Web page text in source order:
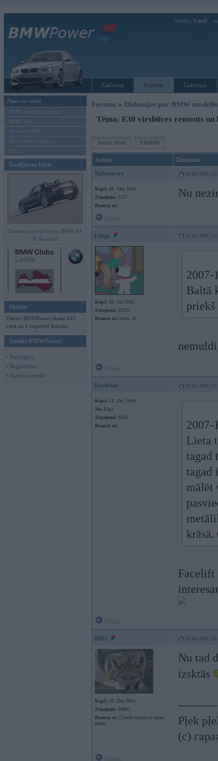
Sveiks, Viesi!
Galvenā Forums Galerijas
Ziņas un raksti
BMW modeļu jaunumi
BMW testi
Mēneša BMW
Sērijveida tūnings
Vel...
Gadījuma bilde
Hamann pārveidojumi BMW Z4
M Roadster
Online
Pašreiz BMWPower skatās 165
viesi un 1 reģistrēti lietotāji.
Ienākt BMWPower
• Pieslēgties
• Reģistrēties
• Aizmirsi paroli?
Forums » Diskusijas par BMW
Tēma: E30 virsbūves remonts un
Jauna tēma Atbildēt
Autors Ziņojums
Tahometrs 23. Oct 2007,
Kopš: 03. Mar 2004
Ziņojumi: 1127
Braucu ar:
Nu
Edzja 23. Oct 2007,
Kopš: 02. Jun 2005
Ziņojumi: 29025
Braucu ar: sievu :D
2007-
Baltā
Rockstar 23. Oct 2007,
Kopš: 11. Dec 2004
No: Rīga
Ziņojumi: 3956
Braucu ar:
2007-
Lieta
tagad
tagad
mālēt
krāsā.
Facelift
RM1 23. Oct 2007,
Kopš: 20. Dec 2003
Ziņojumi: 64882
Braucu ar: Cincīti tumsā pa sausu
tuneli
Nu tad
izsktās
Pļek
(c)